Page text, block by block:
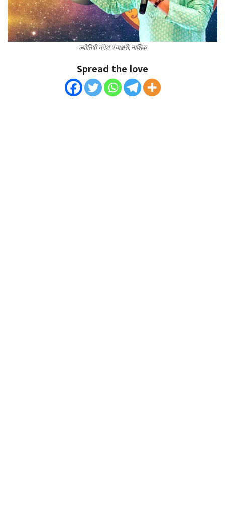
ज्योतिषी मंगेश पंचाक्षरी, नाशिक
Spread the love